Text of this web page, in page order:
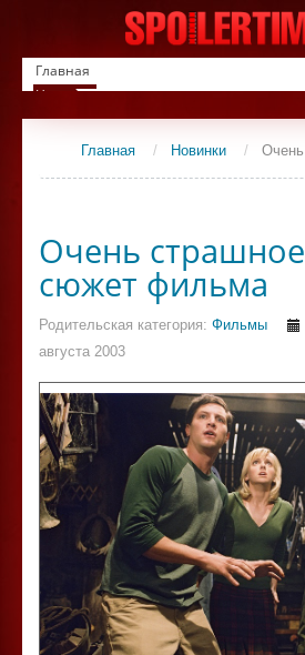
Главная
Новинки
Список фильмов
СериалыГлавная / Новинки /
Очень
сюжет фильма
Родительская категория: Фильмы
августа 2003